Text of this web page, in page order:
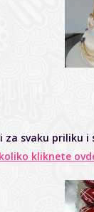
svaku priliku
kliknete